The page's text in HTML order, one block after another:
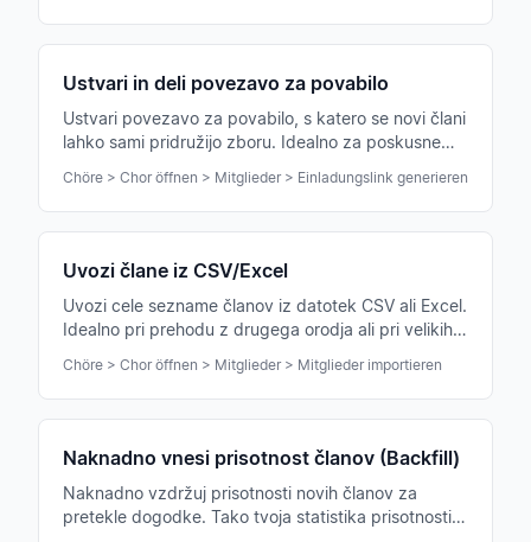
Ustvari in deli povezavo za povabilo
Ustvari povezavo za povabilo, s katero se novi člani
lahko sami pridružijo zboru. Idealno za poskusne
Chöre > Chor öffnen > Mitglieder > Einladungslink generieren
Uvozi člane iz CSV/Excel
Uvozi cele sezname članov iz datotek CSV ali Excel.
Idealno pri prehodu z drugega orodja ali pri velikih
Chöre > Chor öffnen > Mitglieder > Mitglieder importieren
Naknadno vnesi prisotnost članov (Backfill)
Naknadno vzdržuj prisotnosti novih članov za
pretekle dogodke. Tako tvoja statistika prisotnosti